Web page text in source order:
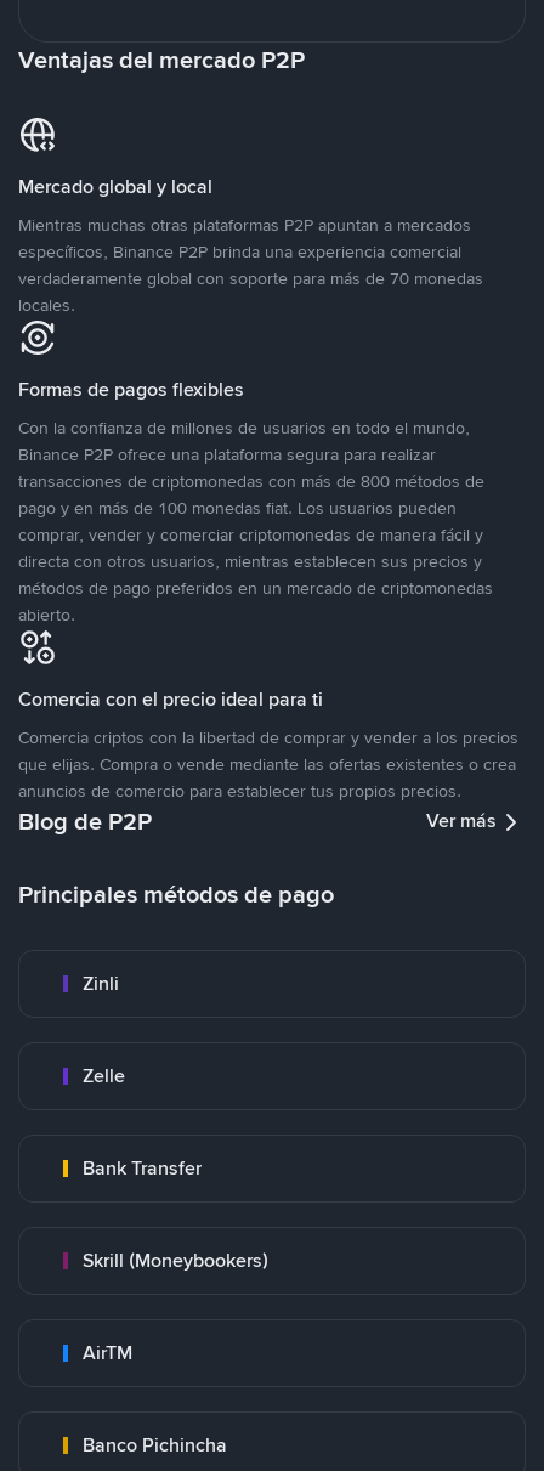
Ventajas del mercado P2P
Mercado global y local
Mientras muchas otras plataformas P2P apuntan a mercados
específicos, Binance P2P brinda una experiencia comercial
verdaderamente global con soporte para más de 70 monedas
locales.
Formas de pagos flexibles
Con la confianza de millones de usuarios en todo el mundo,
Binance P2P ofrece una plataforma segura para realizar
transacciones de criptomonedas con más de 800 métodos de
pago y en más de 100 monedas fiat. Los usuarios pueden
comprar, vender y comerciar criptomonedas de manera fácil y
directa con otros usuarios, mientras establecen sus precios y
métodos de pago preferidos en un mercado de criptomonedas
abierto.
Comercia con el precio ideal para ti
Comercia criptos con la libertad de comprar y vender a los precios
que elijas. Compra o vende mediante las ofertas existentes o crea
anuncios de comercio para establecer tus propios precios.
Blog de P2P Ver más
Principales métodos de pago
Zinli
Zelle
Bank Transfer
Skrill (Moneybookers)
AirTM
Banco Pichincha